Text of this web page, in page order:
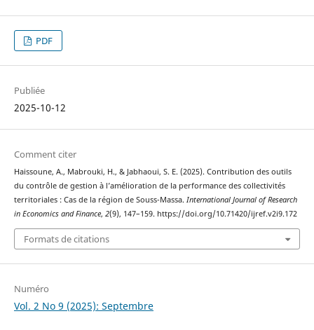
PDF
Publiée
2025-10-12
Comment citer
Haissoune, A., Mabrouki, H., & Jabhaoui, S. E. (2025). Contribution des outils
du contrôle de gestion à l’amélioration de la performance des collectivités
territoriales : Cas de la région de Souss-Massa. International Journal of Research
in Economics and Finance, 2(9), 147–159. https://doi.org/10.71420/ijref.v2i9.172
Formats de citations
Numéro
Vol. 2 No 9 (2025): Septembre